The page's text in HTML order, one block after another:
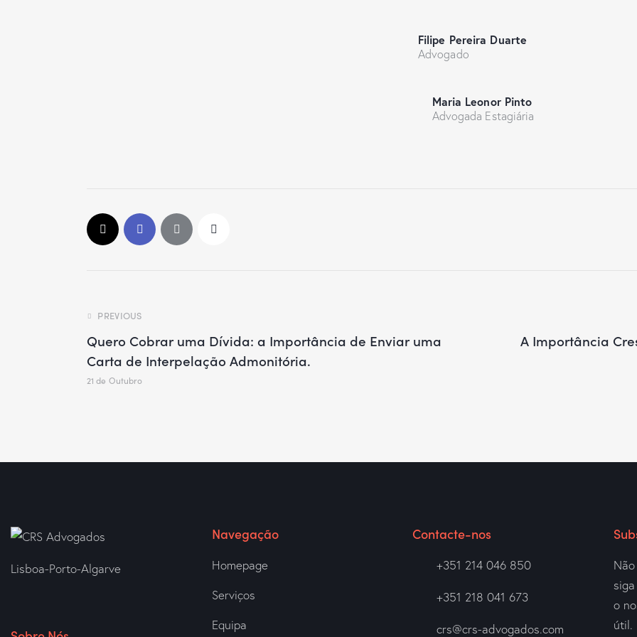
Filipe Pereira Duarte
Advogado
Maria Leonor Pinto
Advogada Estagiária
PREVIOUS
Quero Cobrar uma Dívida: a Importância de Enviar uma
Carta de Interpelação Admonitória.
21 de Outubro
A Importância
Lisboa-Porto-Algarve
Navegação
Homepage
Serviços
Equipa
Contacte-nos
+351 214 046 850
+351 218 041 673
crs@crs-advogados.com
o
útil.